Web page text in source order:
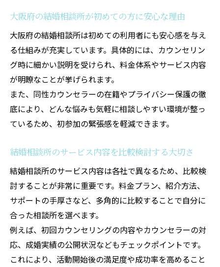
大阪府の結婚相談所が初めての方に安心な理由
大阪府の結婚相談所は初めての利用者にも安心感を与え
る仕組みが充実しています。具体的には、カウンセリン
グ時に細かい説明を受けられ、料金体系やサービス内容
が明瞭なことが挙げられます。
また、同性カウンセラーの在籍やプライバシー保護の徹
底により、どんな悩みも気軽に相談しやすい環境が整っ
ているため、初参加の緊張感を軽減できます。
結婚相談所のサービス内容を比較検討する大切さ
結婚相談所のサービス内容は各社で異なるため、比較検
討することが非常に重要です。料金プラン、紹介方法、
サポートの手厚さなど、多角的に比較することで自分に
合った相談所を選べます。
例えば、初回カウンセリングの内容やカウンセラーの対
応、成婚実績の公開状況などもチェックポイントです。
これにより、活動開始後の満足度や成功率を高めること